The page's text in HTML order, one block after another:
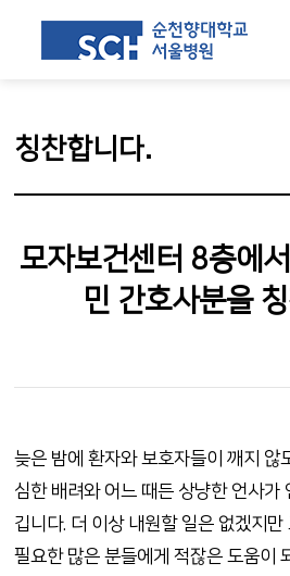
칭찬합니다.
모자보건센터 8층에
민 간호사분을
늦은 밤에 환자와 보호자들이 깨지 않
심한 배려와 어느 때든 상냥한 언사가
깁니다. 더 이상 내원할 일은 없겠지만
필요한 많은 분들에게 적잖은 도움이